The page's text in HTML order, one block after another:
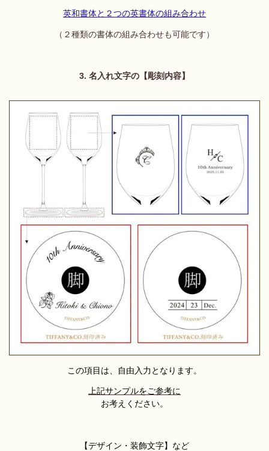
英和書体と２つの英書体の組み合わせ
（２種類の書体の組み合わせも可能です）
3. 名入れ文字の【彫刻内容】
この項目は、自由入力となります。
上記サンプルをご参考に
お考えください。
【デザイン・装飾文字】など